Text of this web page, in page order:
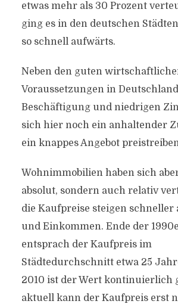
etwas mehr als 30 Prozent
ging es in den deutschen
so schnell aufwärts.
Neben den guten
Voraussetzungen in
Beschäftigung und niedrigen
sich hier noch ein anhaltender
ein knappes Angebot
Wohnimmobilien haben sich
absolut, sondern auch relativ
die Kaufpreise steigen schneller
und Einkommen. Ende der
entsprach der Kaufpreis im
Städtedurchschnitt etwa 25
2010 ist der Wert kontinuierlich
aktuell kann der Kaufpreis erst